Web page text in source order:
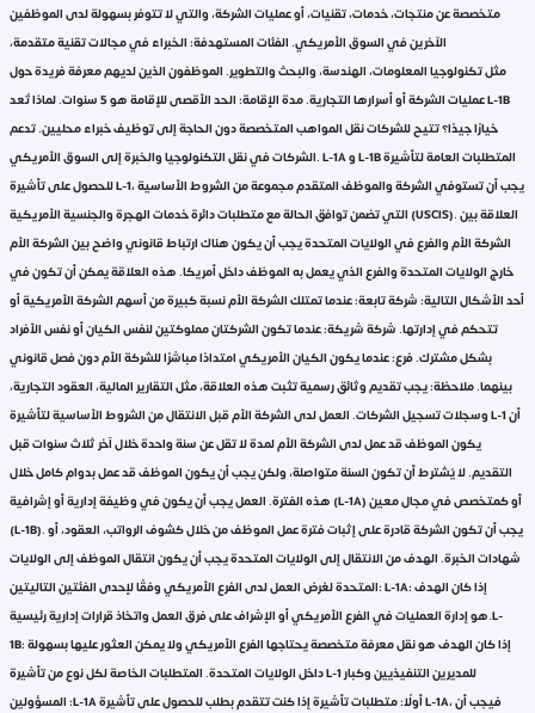
متخصصة عن منتجات، خدمات، تقنيات، أو عمليات الشركة، والتي لا تتوفر بسهولة لدى الموظفين
الآخرين في السوق الأمريكي. الفئات المستهدفة: الخبراء في مجالات تقنية متقدمة،
مثل تكنولوجيا المعلومات، الهندسة، والبحث والتطوير. الموظفون الذين لديهم معرفة فريدة حول
عمليات الشركة أو أسرارها التجارية. مدة الإقامة: الحد الأقصى للإقامة هو 5 سنوات. لماذا تُعد L-1B
خيارًا جيدًا؟ تتيح للشركات نقل المواهب المتخصصة دون الحاجة إلى توظيف خبراء محليين. تدعم
الشركات في نقل التكنولوجيا والخبرة إلى السوق الأمريكي. L-1A و L-1B المتطلبات العامة لتأشيرة
للحصول على تأشيرة L-1، يجب أن تستوفي الشركة والموظف المتقدم مجموعة من الشروط الأساسية
التي تضمن توافق الحالة مع متطلبات دائرة خدمات الهجرة والجنسية الأمريكية (USCIS). العلاقة بين
الشركة الأم والفرع في الولايات المتحدة يجب أن يكون هناك ارتباط قانوني واضح بين الشركة الأم
خارج الولايات المتحدة والفرع الذي يعمل به الموظف داخل أمريكا. هذه العلاقة يمكن أن تكون في
أحد الأشكال التالية: شركة تابعة: عندما تمتلك الشركة الأم نسبة كبيرة من أسهم الشركة الأمريكية أو
تتحكم في إدارتها. شركة شريكة: عندما تكون الشركتان مملوكتين لنفس الكيان أو نفس الأفراد
بشكل مشترك. فرع: عندما يكون الكيان الأمريكي امتدادًا مباشرًا للشركة الأم دون فصل قانوني
بينهما. ملاحظة: يجب تقديم وثائق رسمية تثبت هذه العلاقة، مثل التقارير المالية، العقود التجارية،
وسجلات تسجيل الشركات. العمل لدى الشركة الأم قبل الانتقال من الشروط الأساسية لتأشيرة L-1 أن
يكون الموظف قد عمل لدى الشركة الأم لمدة لا تقل عن سنة واحدة خلال آخر ثلاث سنوات قبل
التقديم. لا يُشترط أن تكون السنة متواصلة، ولكن يجب أن يكون الموظف قد عمل بدوام كامل خلال
هذه الفترة. العمل يجب أن يكون في وظيفة إدارية أو إشرافية (L-1A) أو كمتخصص في مجال معين
(L-1B). يجب أن تكون الشركة قادرة على إثبات فترة عمل الموظف من خلال كشوف الرواتب، العقود، أو
شهادات الخبرة. الهدف من الانتقال إلى الولايات المتحدة يجب أن يكون انتقال الموظف إلى الولايات
المتحدة لغرض العمل لدى الفرع الأمريكي وفقًا لإحدى الفئتين التاليتين: L-1A: إذا كان الهدف
هو إدارة العمليات في الفرع الأمريكي أو الإشراف على فرق العمل واتخاذ قرارات إدارية رئيسية.L-
1B: إذا كان الهدف هو نقل معرفة متخصصة يحتاجها الفرع الأمريكي ولا يمكن العثور عليها بسهولة
داخل الولايات المتحدة. المتطلبات الخاصة لكل نوع من تأشيرة L-1 للمديرين التنفيذيين وكبار
المسؤولين :L-1A أولًا: متطلبات تأشيرة إذا كنت تتقدم بطلب للحصول على تأشيرة L-1A، فيجب أن